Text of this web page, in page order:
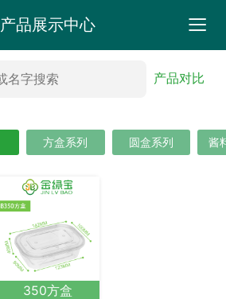
产品展示中心
产品对比
方盒系列 圆盒系列 酱
350方盒